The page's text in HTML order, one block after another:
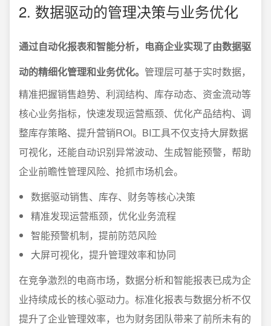
2. 数据驱动的管理决策与业务优化
通过自动化报表和智能分析，电商企业实现了由数据驱
动的精细化管理和业务优化。 管理层可基于实时数据，
精准把握销售趋势、利润结构、库存动态、资金流动等
核心业务指标，快速发现运营瓶颈、优化产品结构、调
整库存策略、提升营销ROI。BI工具不仅支持大屏数据
可视化，还能自动识别异常波动、生成智能预警，帮助
企业前瞻性管理风险、抢抓市场机会。
数据驱动销售、库存、财务等核心决策
精准发现运营瓶颈，优化业务流程
智能预警机制，提前防范风险
大屏可视化，提升管理效率和协同
在竞争激烈的电商市场，数据分析和智能报表已成为企
业持续成长的核心驱动力。标准化报表与数据分析不仅
提升了企业管理效率，也为财务团队带来了前所未有的